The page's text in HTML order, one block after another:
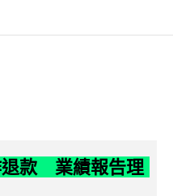
退款 業績報告理